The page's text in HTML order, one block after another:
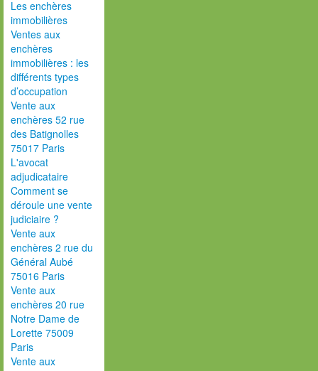
Les enchères
immobilières
Ventes aux
enchères
immobilières : les
différents types
d’occupation
Vente aux
enchères 52 rue
des Batignolles
75017 Paris
L'avocat
adjudicataire
Comment se
déroule une vente
judiciaire ?
Vente aux
enchères 2 rue du
Général Aubé
75016 Paris
Vente aux
enchères 20 rue
Notre Dame de
Lorette 75009
Paris
Vente aux